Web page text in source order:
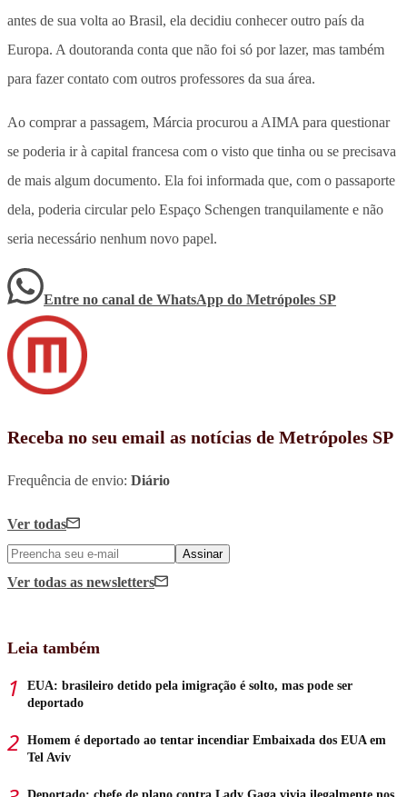
antes de sua volta ao Brasil, ela decidiu conhecer outro país da
Europa. A doutoranda conta que não foi só por lazer, mas também
para fazer contato com outros professores da sua área.
Ao comprar a passagem, Márcia procurou a AIMA para questionar
se poderia ir à capital francesa com o visto que tinha ou se precisava
de mais algum documento. Ela foi informada que, com o passaporte
dela, poderia circular pelo Espaço Schengen tranquilamente e não
seria necessário nenhum novo papel.
Entre no canal de WhatsApp do Metrópoles SP
Receba no seu email as notícias de Metrópoles SP
Frequência de envio: Diário
Ver todas
Assinar
Ver todas as newsletters
Leia também
EUA: brasileiro detido pela imigração é solto, mas pode ser
deportado
Homem é deportado ao tentar incendiar Embaixada dos EUA em
Tel Aviv